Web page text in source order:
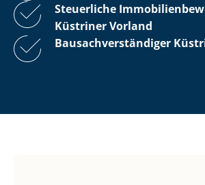
Steuerliche
Küstriner Vorland
Bau­sach­ver­stän­di­ger